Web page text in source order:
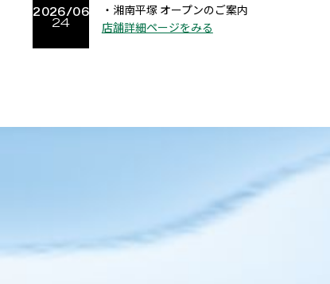
2026/06
24
・湘南平塚オープンのご案内
店舗詳細ページをみる